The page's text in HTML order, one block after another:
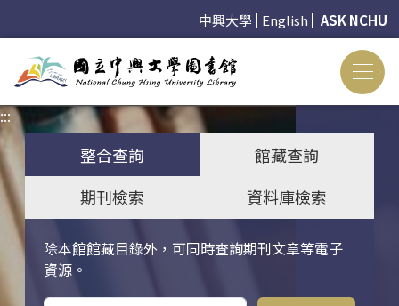
中興大學 English ASK NCHU
:::
整合查詢
館藏查詢
期刊檢索
資料庫檢索
除本館館藏目錄外，可同時查詢期刊文章等電子
資源。
關鍵字搜尋